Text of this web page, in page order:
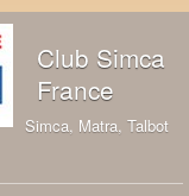
Club Simca
France
Simca, Matra, Talbot